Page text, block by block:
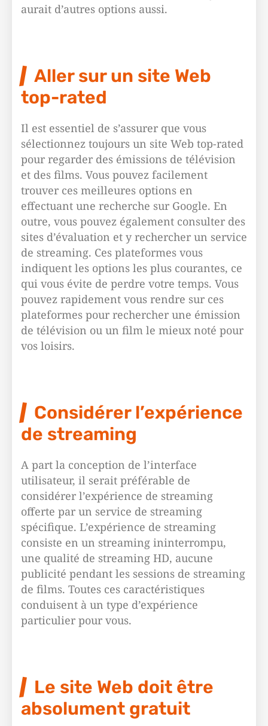
aurait d’autres options aussi.
Aller sur un site Web
top-rated
Il est essentiel de s’assurer que vous
sélectionnez toujours un site Web top-rated
pour regarder des émissions de télévision
et des films. Vous pouvez facilement
trouver ces meilleures options en
effectuant une recherche sur Google. En
outre, vous pouvez également consulter des
sites d’évaluation et y rechercher un service
de streaming. Ces plateformes vous
indiquent les options les plus courantes, ce
qui vous évite de perdre votre temps. Vous
pouvez rapidement vous rendre sur ces
plateformes pour rechercher une émission
de télévision ou un film le mieux noté pour
vos loisirs.
Considérer l’expérience
de streaming
A part la conception de l’interface
utilisateur, il serait préférable de
considérer l’expérience de streaming
offerte par un service de streaming
spécifique. L’expérience de streaming
consiste en un streaming ininterrompu,
une qualité de streaming HD, aucune
publicité pendant les sessions de streaming
de films. Toutes ces caractéristiques
conduisent à un type d’expérience
particulier pour vous.
Le site Web doit être
absolument gratuit